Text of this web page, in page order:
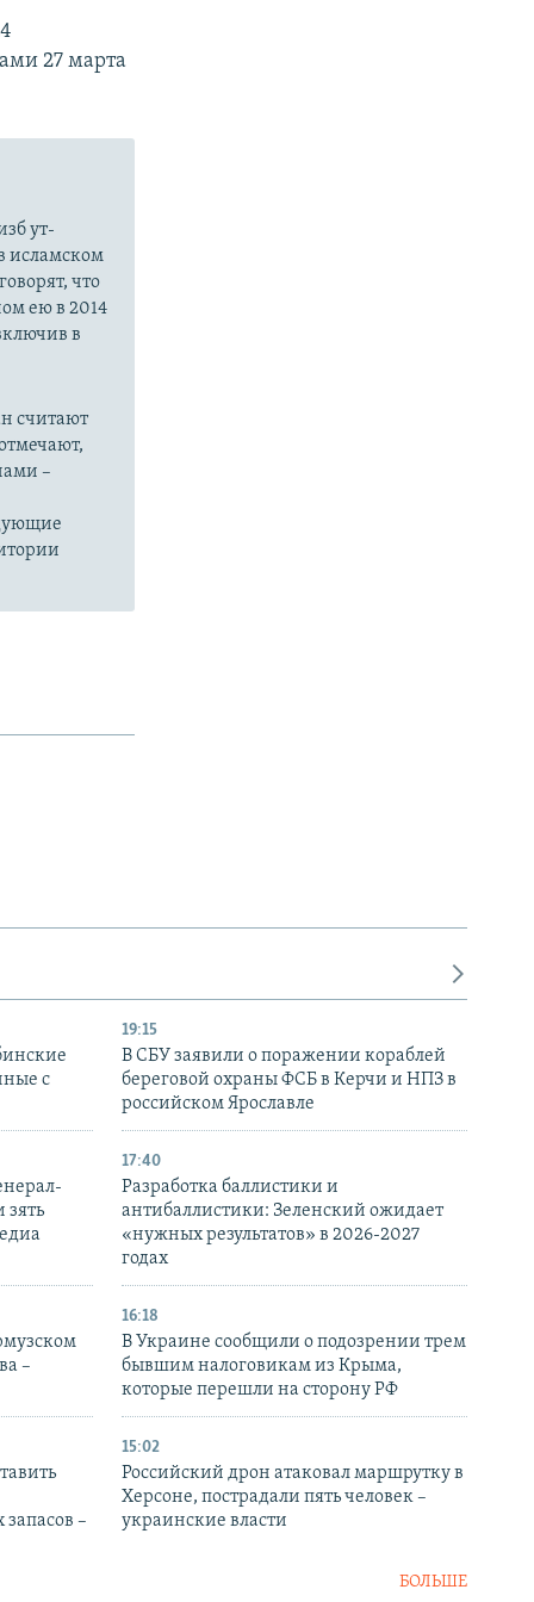
27 марта
ут-
исламском
что
ею в 2014
в
считают
–
с
19:15
В СБУ заявили о поражении кораблей
береговой охраны ФСБ в Керчи и НПЗ в
российском Ярославле
17:40
Разработка баллистики и
антибаллистики: Зеленский ожидает
«нужных результатов» в 2026-2027
годах
–
16:18
В Украине сообщили о подозрении трем
бывшим налоговикам из Крыма,
которые перешли на сторону РФ
–
15:02
Российский дрон атаковал маршрутку в
Херсоне, пострадали пять человек –
украинские власти
БОЛЬШЕ